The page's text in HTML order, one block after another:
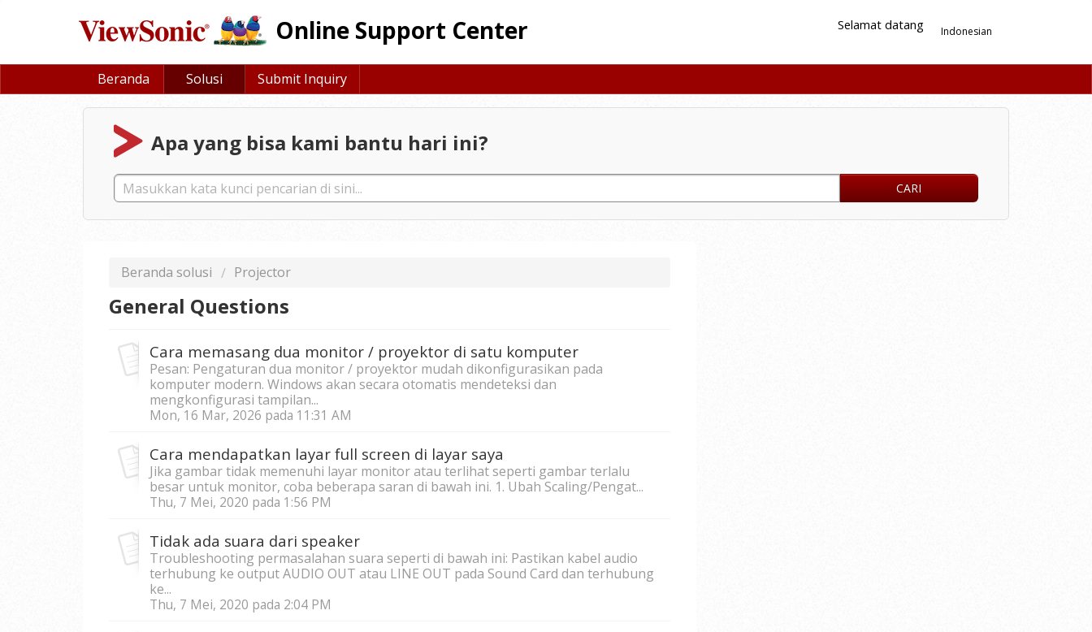
Online Support Center Indonesian
Selamat datang
Beranda Solusi Submit Inquiry
Apa yang bisa kami bantu hari ini?
CARI
Beranda solusi Projector
General Questions
Cara memasang dua monitor / proyektor di satu komputer
Pesan: Pengaturan dua monitor / proyektor mudah dikonfigurasikan pada
komputer modern. Windows akan secara otomatis mendeteksi dan
mengkonfigurasi tampilan...
Mon, 16 Mar, 2026 pada 11:31 AM
Cara mendapatkan layar full screen di layar saya
Jika gambar tidak memenuhi layar monitor atau terlihat seperti gambar terlalu
besar untuk monitor, coba beberapa saran di bawah ini. 1. Ubah Scaling/Pengat...
Thu, 7 Mei, 2020 pada 1:56 PM
Tidak ada suara dari speaker
Troubleshooting permasalahan suara seperti di bawah ini: Pastikan kabel audio
terhubung ke output AUDIO OUT atau LINE OUT pada Sound Card dan terhubung
ke...
Thu, 7 Mei, 2020 pada 2:04 PM